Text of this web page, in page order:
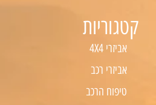
קטגוריות
אביזרי 4X4
אביזרי רכב
טיפוח הרכב